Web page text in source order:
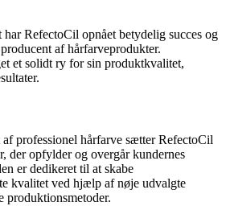
har RefectoCil opnået betydelig succes og
af hårfarveprodukter.
et solidt ry for sin produktkvalitet,
af professionel hårfarve sætter RefectoCil
der opfylder og overgår kundernes
er dedikeret til at skabe
kvalitet ved hjælp af nøje udvalgte
produktionsmetoder.